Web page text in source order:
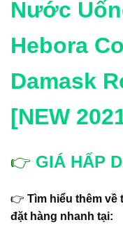
Nước
Hebora
Damask
[NEW
👉 GIÁ HẤP
👉 Tìm hiểu thêm về
đặt hàng nhanh tại: